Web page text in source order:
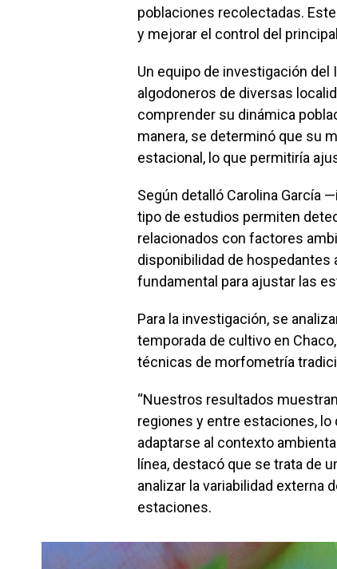
poblaciones recolectadas.
y mejorar el control del
Un equipo de investigación
algodoneros de diversas
comprender su dinámica
manera, se determinó que su
estacional, lo que permitiría
Según detalló Carolina García
tipo de estudios permiten
relacionados con factores
disponibilidad de
fundamental para ajustar las
Para la investigación, se
temporada de cultivo en
técnicas de morfometría
“Nuestros resultados
regiones y entre estaciones,
adaptarse al contexto
línea, destacó que se trata de
analizar la variabilidad externa
estaciones.